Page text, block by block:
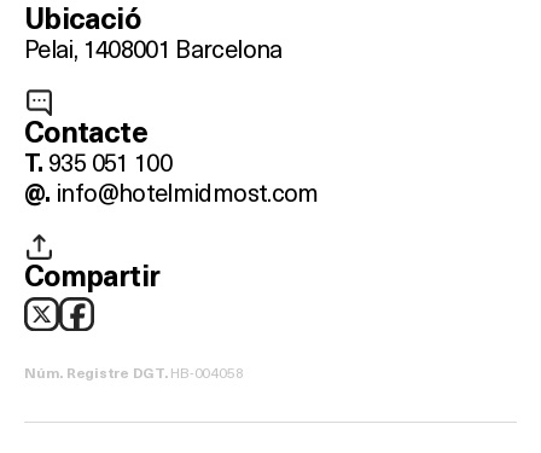
Ubicació
Pelai, 1408001 Barcelona
Contacte
T. 935 051 100
@. info@hotelmidmost.com
Compartir
Núm. Registre DGT. HB-004058